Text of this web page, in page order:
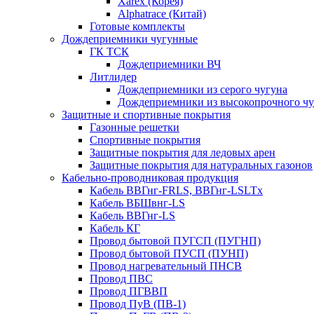
Alphatrace (Китай)
Готовые комплекты
Дождеприемники чугунные
ГК ТСК
Дождеприемники ВЧ
Литлидер
Дождеприемники из серого чугуна
Дождеприемники из высокопрочного
Защитные и спортивные покрытия
Газонные решетки
Спортивные покрытия
Защитные покрытия для ледовых арен
Защитные покрытия для натуральных газонов
Кабельно-проводниковая продукция
Кабель ВВГнг-FRLS, ВВГнг-LSLTx
Кабель ВБШвнг-LS
Кабель ВВГнг-LS
Кабель КГ
Провод бытовой ПУГСП (ПУГНП)
Провод бытовой ПУСП (ПУНП)
Провод нагревательный ПНСВ
Провод ПВС
Провод ПГВВП
Провод ПуВ (ПВ-1)